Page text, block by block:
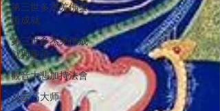
第三世多杰羌佛藝
術成就
第三世多杰羌佛成
就與聖蹟
觀音大悲加持法會
义云高大师